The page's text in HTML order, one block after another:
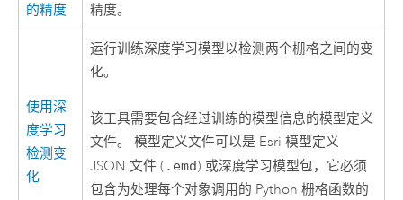
的精度
精度。
使用深
度学习
检测变
化
运行训练深度学习模型以检测两个栅格之间的变
化。
该工具需要包含经过训练的模型信息的模型定义
文件。 模型定义文件可以是 Esri 模型定义
JSON 文件 ( .emd) 或深度学习模型包，它必须
包含为处理每个对象调用的 Python 栅格函数的